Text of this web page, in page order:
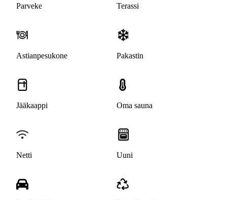
Parveke Terassi
Astianpesukone Pakastin
Jääkaappi Oma sauna
Netti Uuni